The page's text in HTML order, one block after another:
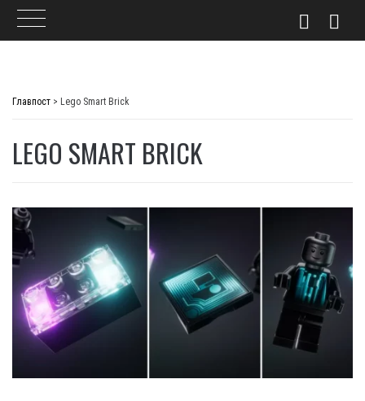
Главпост > Lego Smart Brick
LEGO SMART BRICK